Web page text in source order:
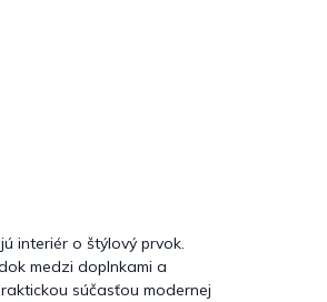
interiér o štýlový prvok.
medzi doplnkami a
súčasťou modernej